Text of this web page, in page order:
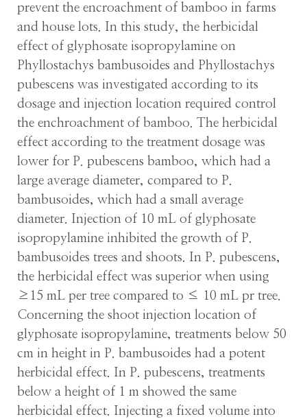
prevent the encroachment of bamboo in farms
and house lots. In this study, the herbicidal
effect of glyphosate isopropylamine on
Phyllostachys bambusoides and Phyllostachys
pubescens was investigated according to its
dosage and injection location required control
the enchroachment of bamboo. The herbicidal
effect according to the treatment dosage was
lower for P. pubescens bamboo, which had a
large average diameter, compared to P.
bambusoides, which had a small average
diameter. Injection of 10 mL of glyphosate
isopropylamine inhibited the growth of P.
bambusoides trees and shoots. In P. pubescens,
the herbicidal effect was superior when using
≥15 mL per tree compared to ≤ 10 mL pr tree.
Concerning the shoot injection location of
glyphosate isopropylamine, treatments below 50
cm in height in P. bambusoides had a potent
herbicidal effect. In P. pubescens, treatments
below a height of 1 m showed the same
herbicidal effect. Injecting a fixed volume into